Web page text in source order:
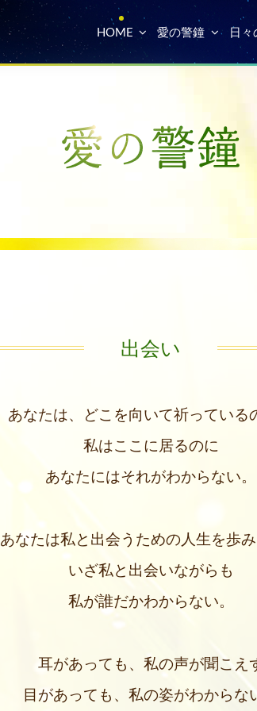
HOME 愛の警鐘 日々
出会い
あなたは、
どこを向いて祈っている
私はここに居るのに
あなたにはそれがわからない。
あなたは私と出会うための人生を歩
いざ私と出会いながらも
私が誰だかわからない。
耳があっても、私の声が聞こえ
目があっても、私の姿がわからな